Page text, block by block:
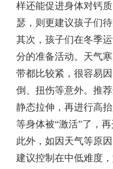
样还能促进身体对钙
瑟，则更建议孩子们待
其次，孩子们在冬季
分的准备活动。天气
带都比较紧，很容易
倒、扭伤等意外。推
静态拉伸，再进行高
等身体被“激活”了，
此外，如因天气等原
建议控制在中低难度